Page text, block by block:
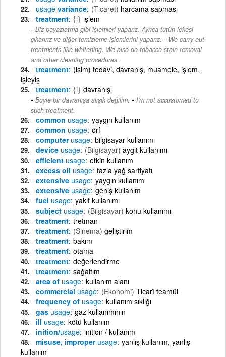
usage variance (Ticaret) harcama sapması
treatment {i} işlem
Biz beyazlatma gibi işlemleri yaparız. Ayrıca tütün lekesi
çıkarırız ve diğer temizleme işlemlerini yaparız. - We carry out
treatments like whitening. We also do tobacco stain removal
and other cleaning procedures.
treatment (isim) tedavi, davranış, muamele, işlem,
işleyiş
treatment {i} davranış
Böyle bir davranışa alışık değilim. - I'm not accustomed to
such treatment.
common usage yaygın kullanım
common usage örf
computer usage bilgisayar kullanımı
device usage (Bilgisayar) aygıt kullanımı
efficient usage etkin kullanım
excess oil usage fazla yağ sarfiyatı
extensive usage yaygın kullanım
extensive usage geniş kullanım
fuel usage yakıt kullanımı
subject usage (Bilgisayar) konu kullanımı
treatment tretman
treatment (Sinema) geliştirim
treatment bakım
treatment otama
treatment değerlendirme
treatment sağaltım
area of usage kullanım alanı
commercial usage (Ekonomi) Ticarî teamül
frequency of usage kullanım sıklığı
gas usage gaz kullanımının
ill usage kötü kullanım
inition/usage inition / kullanım
misuse, improper usage yanlış kullanım, yanlış
kullanım